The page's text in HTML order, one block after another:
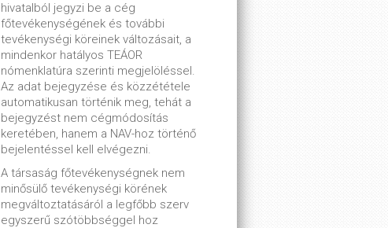
hivatalból jegyzi be a cég
főtevékenységének és további
tevékenységi köreinek változásait, a
mindenkor hatályos TEÁOR
nómenklatúra szerinti megjelöléssel.
Az adat bejegyzése és közzététele
automatikusan történik meg, tehát a
bejegyzést nem cégmódosítás
keretében, hanem a NAV-hoz történő
bejelentéssel kell elvégezni.
A társaság főtevékenységnek nem
minősülő tevékenységi körének
megváltoztatásáról a legfőbb szerv
egyszerű szótöbbséggel hoz